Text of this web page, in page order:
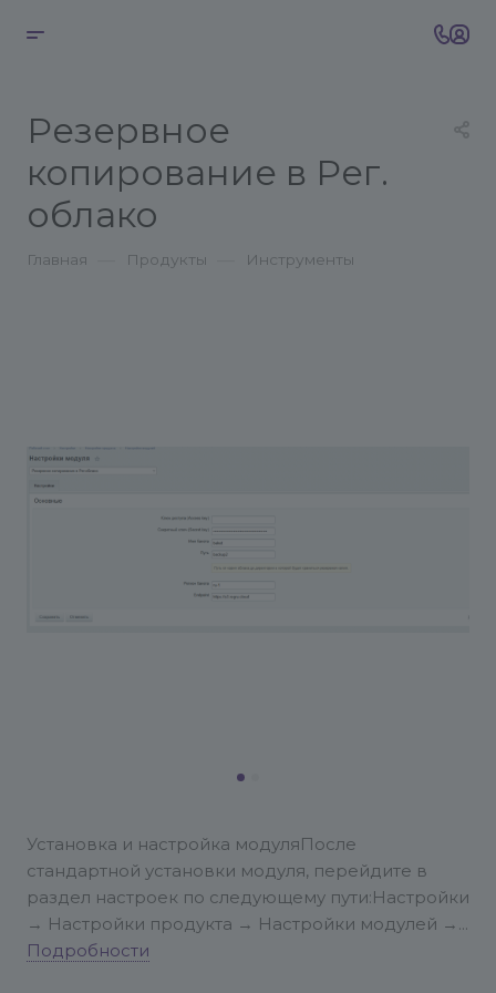
Резервное
копирование в Рег.
облако
Главная Продукты Инструменты
Установка и настройка модуляПосле
стандартной установки модуля, перейдите в
раздел настроек по следующему пути:Настройки
→ Настройки продукта → Настройки модулей →
Резервное копирование в Облако Рег
Подробности